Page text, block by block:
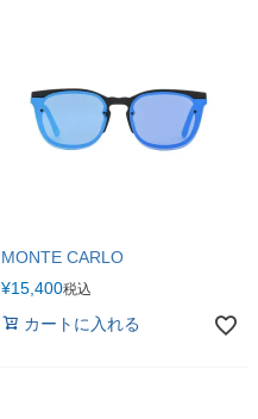
MONTE CARLO
¥15,400税込
カートに入れる